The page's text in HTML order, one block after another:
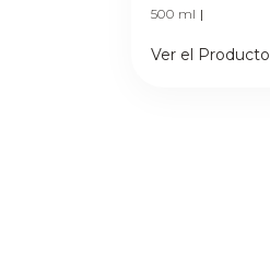
500 ml |
Ver el Producto